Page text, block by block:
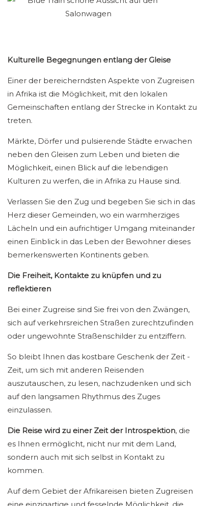
Kulturelle Begegnungen entlang der Gleise
Einer der bereicherndsten Aspekte von Zugreisen
in Afrika ist die Möglichkeit, mit den lokalen
Gemeinschaften entlang der Strecke in Kontakt zu
treten.
Märkte, Dörfer und pulsierende Städte erwachen
neben den Gleisen zum Leben und bieten die
Möglichkeit, einen Blick auf die lebendigen
Kulturen zu werfen, die in Afrika zu Hause sind.
Verlassen Sie den Zug und begeben Sie sich in das
Herz dieser Gemeinden, wo ein warmherziges
Lächeln und ein aufrichtiger Umgang miteinander
einen Einblick in das Leben der Bewohner dieses
bemerkenswerten Kontinents geben.
Die Freiheit, Kontakte zu knüpfen und zu
reflektieren
Bei einer Zugreise sind Sie frei von den Zwängen,
sich auf verkehrsreichen Straßen zurechtzufinden
oder ungewohnte Straßenschilder zu entziffern.
So bleibt Ihnen das kostbare Geschenk der Zeit -
Zeit, um sich mit anderen Reisenden
auszutauschen, zu lesen, nachzudenken und sich
auf den langsamen Rhythmus des Zuges
einzulassen.
Die Reise wird zu einer Zeit der Introspektion, die
es Ihnen ermöglicht, nicht nur mit dem Land,
sondern auch mit sich selbst in Kontakt zu
kommen.
Auf dem Gebiet der Afrikareisen bieten Zugreisen